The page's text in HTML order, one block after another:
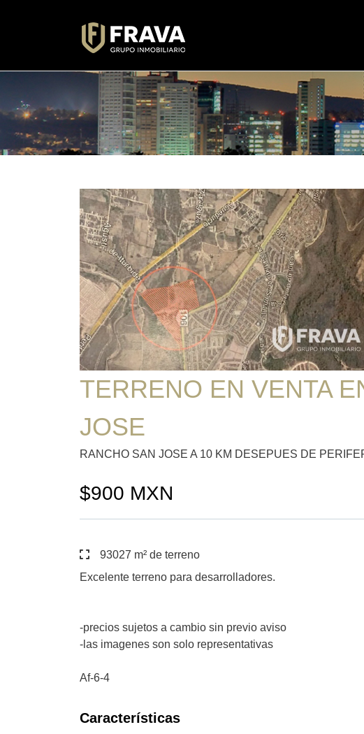
TERRENO EN VENTA
JOSE
RANCHO SAN JOSE A 10 KM DESEPUES DE
$900 MXN
93027 m² de terreno
Excelente terreno para desarrolladores.
-precios sujetos a cambio sin previo aviso
-las imagenes son solo representativas
Af-6-4
Características